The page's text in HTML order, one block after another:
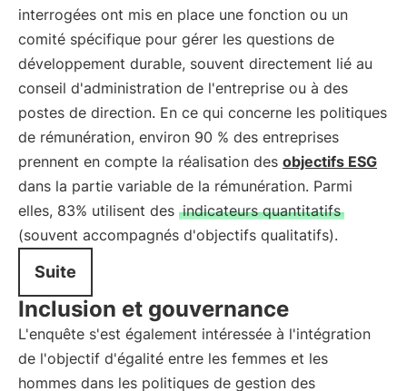
interrogées ont mis en place une fonction ou un
comité spécifique pour gérer les questions de
développement durable, souvent directement lié au
conseil d'administration de l'entreprise ou à des
postes de direction. En ce qui concerne les politiques
de rémunération, environ 90 % des entreprises
prennent en compte la réalisation des objectifs ESG
dans la partie variable de la rémunération. Parmi
elles, 83% utilisent des indicateurs quantitatifs
(souvent accompagnés d'objectifs qualitatifs).
Suite
Inclusion et gouvernance
L'enquête s'est également intéressée à l'intégration
de l'objectif d'égalité entre les femmes et les
hommes dans les politiques de gestion des